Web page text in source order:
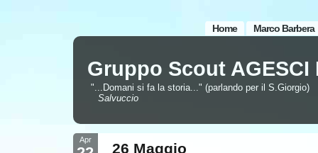
Marco Barbera
Home
Gruppo Scout AGESCI
"...Domani si fa la storia..." (parlando per il S.Giorgio)
Salvuccio
Apr
26 Maggio